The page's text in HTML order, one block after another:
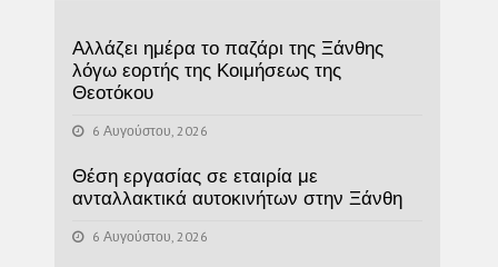
Αλλάζει ημέρα το παζάρι της Ξάνθης
λόγω εορτής της Κοιμήσεως της
Θεοτόκου
6 Αυγούστου, 2026
Θέση εργασίας σε εταιρία με
ανταλλακτικά αυτοκινήτων στην Ξάνθη
6 Αυγούστου, 2026